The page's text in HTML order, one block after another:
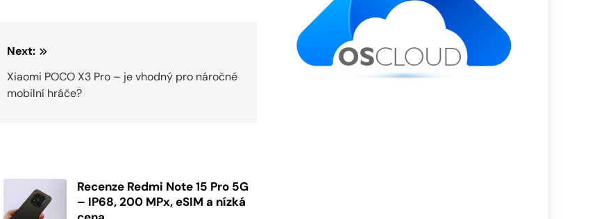
Next:
Xiaomi POCO X3 Pro – je vhodný pro náročné
mobilní hráče?
Recenze Redmi Note 15 Pro 5G
– IP68, 200 MPx, eSIM a nízká